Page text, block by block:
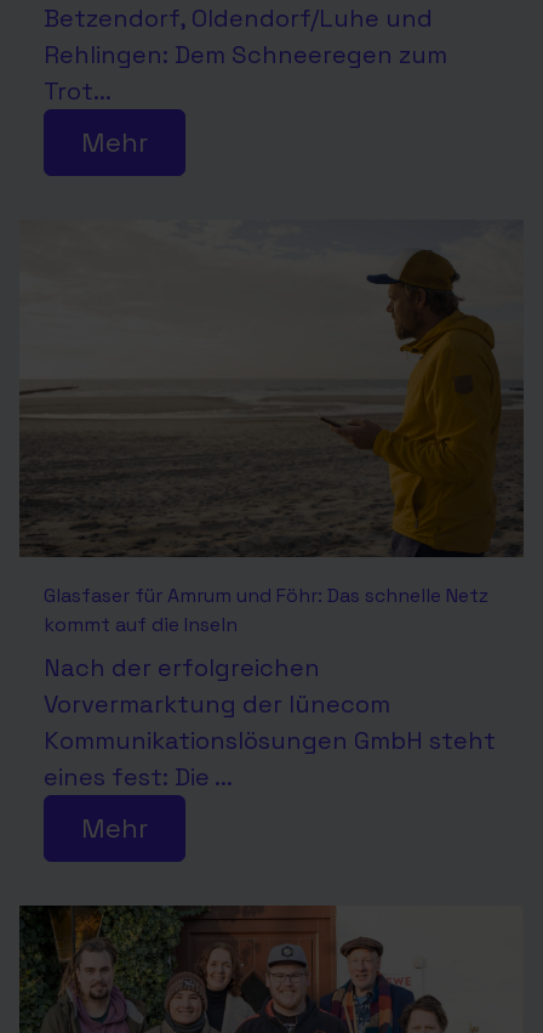
Betzendorf, Oldendorf/Luhe und
Rehlingen: Dem Schneeregen zum
Trot...
Mehr
Glasfaser für Amrum und Föhr: Das schnelle Netz
kommt auf die Inseln
Nach der erfolgreichen
Vorvermarktung der lünecom
Kommunikationslösungen GmbH steht
eines fest: Die ...
Mehr